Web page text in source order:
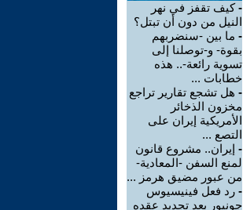
-كيف تقفز في نهر
النيل من دون أن تبتل؟
- ما بين -سنضربهم
بقوة- و-توصلنا إلى
تسوية رائعة-.. هذه
خطابات ...
- هل تشجع تقارير تراجع
مخزون الذخائر
الأمريكية إيران على
التصع ...
- إيران.. مشروع قانون
لمنع السفن -المعادية-
من عبور مضيق هرمز ...
- رد فعل فينيسيوس
جونيور بعد تجديد عقده